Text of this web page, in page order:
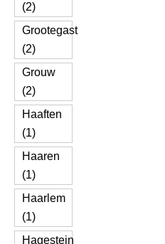
(2)
Grootegast
(2)
Grouw
(2)
Haaften
(1)
Haaren
(1)
Haarlem
(1)
Hagestein